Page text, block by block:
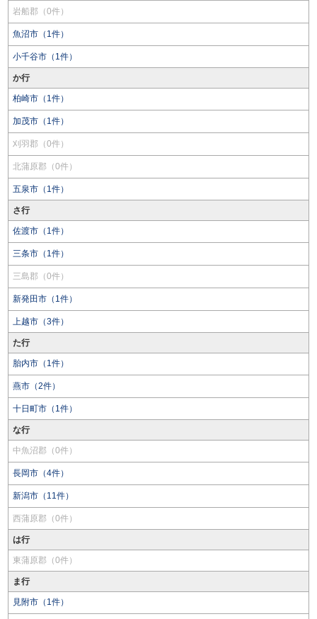
岩船郡（0件）
魚沼市（1件）
小千谷市（1件）
か行
柏崎市（1件）
加茂市（1件）
刈羽郡（0件）
北蒲原郡（0件）
五泉市（1件）
さ行
佐渡市（1件）
三条市（1件）
三島郡（0件）
新発田市（1件）
上越市（3件）
た行
胎内市（1件）
燕市（2件）
十日町市（1件）
な行
中魚沼郡（0件）
長岡市（4件）
新潟市（11件）
西蒲原郡（0件）
は行
東蒲原郡（0件）
ま行
見附市（1件）